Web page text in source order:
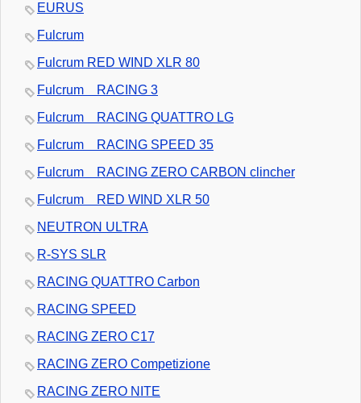
EURUS
Fulcrum
Fulcrum RED WIND XLR 80
Fulcrum RACING 3
Fulcrum RACING QUATTRO LG
Fulcrum RACING SPEED 35
Fulcrum RACING ZERO CARBON clincher
Fulcrum RED WIND XLR 50
NEUTRON ULTRA
R-SYS SLR
RACING QUATTRO Carbon
RACING SPEED
RACING ZERO C17
RACING ZERO Competizione
RACING ZERO NITE